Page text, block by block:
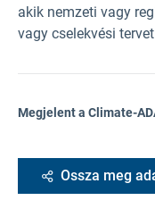
akik nemzeti vagy
vagy cselekvési
Megjelent a Climate-
Ossza meg